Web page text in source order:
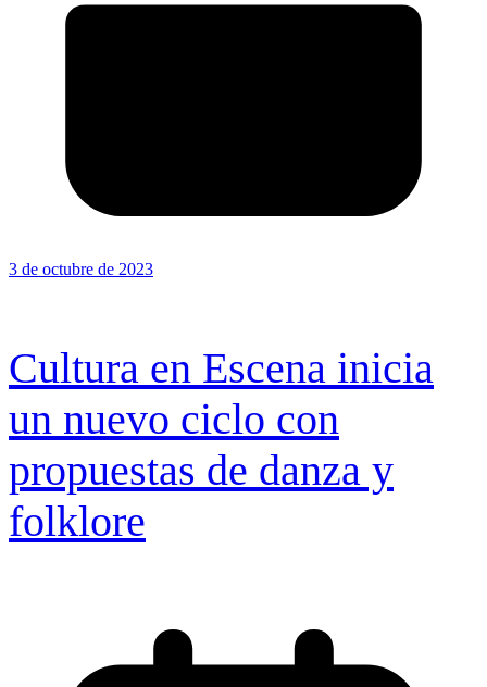
3 de octubre de 2023
Cultura en Escena inicia
un nuevo ciclo con
propuestas de danza y
folklore